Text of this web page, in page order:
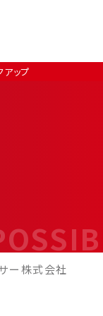
アップ
ー株式会社